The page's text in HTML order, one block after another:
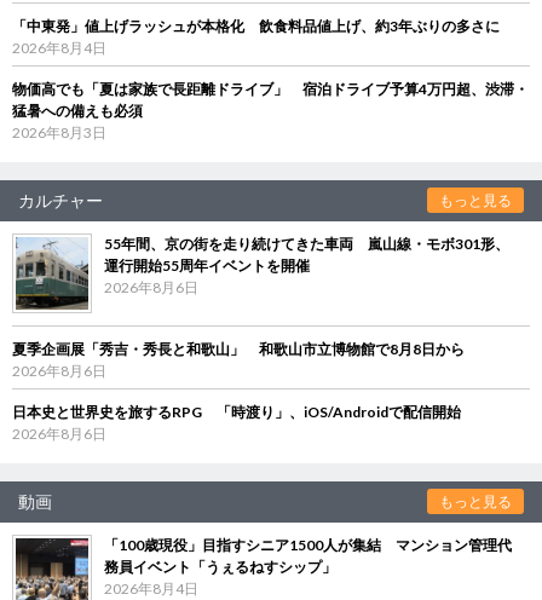
「中東発」値上げラッシュが本格化 飲食料品値上げ、約3年ぶりの多さに
2026年8月4日
物価高でも「夏は家族で長距離ドライブ」 宿泊ドライブ予算4万円超、渋滞・
猛暑への備えも必須
2026年8月3日
カルチャー もっと見る
55年間、京の街を走り続けてきた車両 嵐山線・モボ301形、
運行開始55周年イベントを開催
2026年8月6日
夏季企画展「秀吉・秀長と和歌山」 和歌山市立博物館で8月8日から
2026年8月6日
日本史と世界史を旅するRPG 「時渡り」、iOS/Androidで配信開始
2026年8月6日
動画 もっと見る
「100歳現役」目指すシニア1500人が集結 マンション管理代
務員イベント「うぇるねすシップ」
2026年8月4日